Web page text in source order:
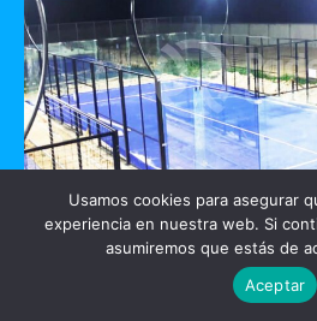
GO
Usamos cookies para asegurar
experiencia en nuestra web. Si
asumiremos que estás de
Aceptar